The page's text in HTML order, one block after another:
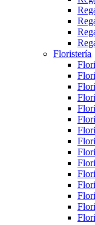
Floristería